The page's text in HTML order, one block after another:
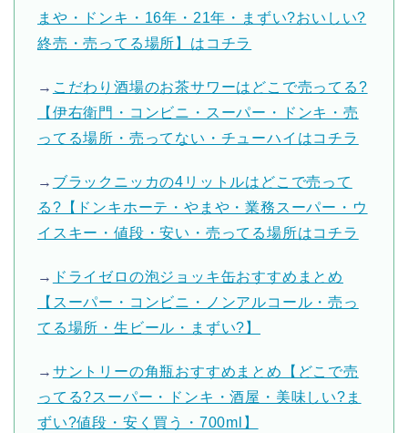
まや・ドンキ・16年・21年・まずい?おいしい?
終売・売ってる場所】はコチラ
→ こだわり酒場のお茶サワーはどこで売ってる?
【伊右衛門・コンビニ・スーパー・ドンキ・売
ってる場所・売ってない・チューハイはコチラ
→ ブラックニッカの4リットルはどこで売って
る?【ドンキホーテ・やまや・業務スーパー・ウ
イスキー・値段・安い・売ってる場所はコチラ
→ ドライゼロの泡ジョッキ缶おすすめまとめ
【スーパー・コンビニ・ノンアルコール・売っ
てる場所・生ビール・まずい?】
→ サントリーの角瓶おすすめまとめ【どこで売
ってる?スーパー・ドンキ・酒屋・美味しい?ま
ずい?値段・安く買う・700ml】